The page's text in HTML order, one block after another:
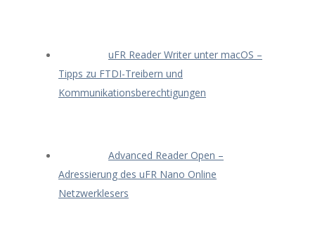
uFR Reader Writer unter macOS –
Tipps zu FTDI-Treibern und
Kommunikationsberechtigungen
Advanced Reader Open –
Adressierung des uFR Nano Online
Netzwerklesers